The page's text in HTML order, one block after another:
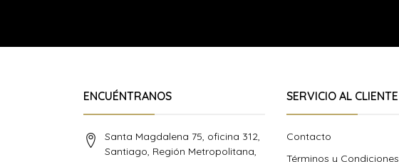
ENCUÉNTRANOS
Santa Magdalena 75, oficina 312,
Santiago, Región Metropolitana,
SERVICIO AL CLIENTE
Contacto
Términos y Condiciones